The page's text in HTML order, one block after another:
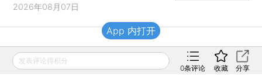
2026年08月07日
财新移动
发表评论得积分
0条评论 收藏 分享
App 内打开